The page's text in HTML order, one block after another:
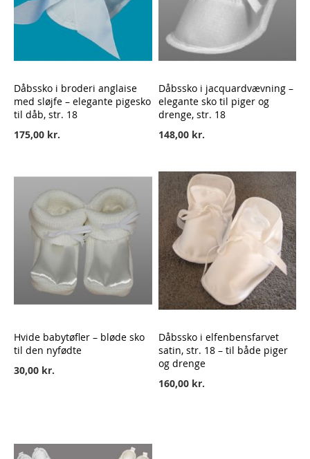
Dåbssko i broderi anglaise
med sløjfe – elegante pigesko
til dåb, str. 18
175,00 kr.
Dåbssko i jacquardvævning –
elegante sko til piger og
drenge, str. 18
148,00 kr.
Hvide babytøfler – bløde sko
til den nyfødte
30,00 kr.
Dåbssko i elfenbensfarvet
satin, str. 18 – til både piger
og drenge
160,00 kr.